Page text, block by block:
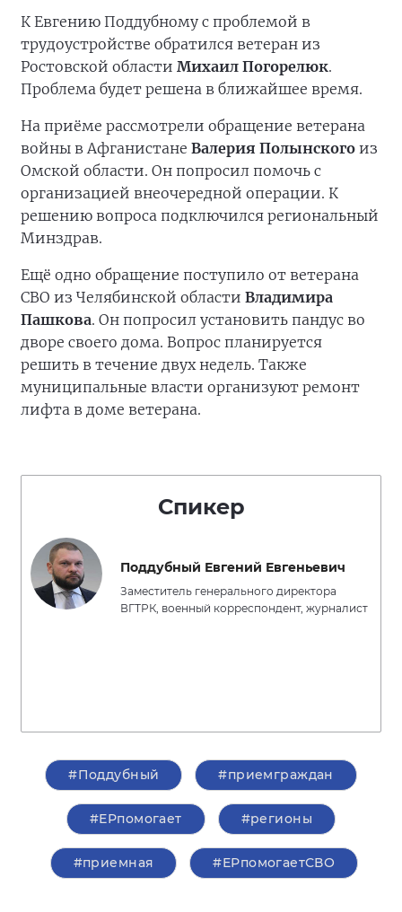
К Евгению Поддубному с проблемой в
трудоустройстве обратился ветеран из
Ростовской области Михаил Погорелюк.
Проблема будет решена в ближайшее время.
На приёме рассмотрели обращение ветерана
войны в Афганистане Валерия Полынского из
Омской области. Он попросил помочь с
организацией внеочередной операции. К
решению вопроса подключился региональный
Минздрав.
Ещё одно обращение поступило от ветерана
СВО из Челябинской области Владимира
Пашкова. Он попросил установить пандус во
дворе своего дома. Вопрос планируется
решить в течение двух недель. Также
муниципальные власти организуют ремонт
лифта в доме ветерана.
Спикер
Поддубный Евгений Евгеньевич
Заместитель генерального директора
ВГТРК, военный корреспондент, журналист
#Поддубный #приемграждан
#ЕРпомогает #регионы
#приемная #ЕРпомогаетСВО